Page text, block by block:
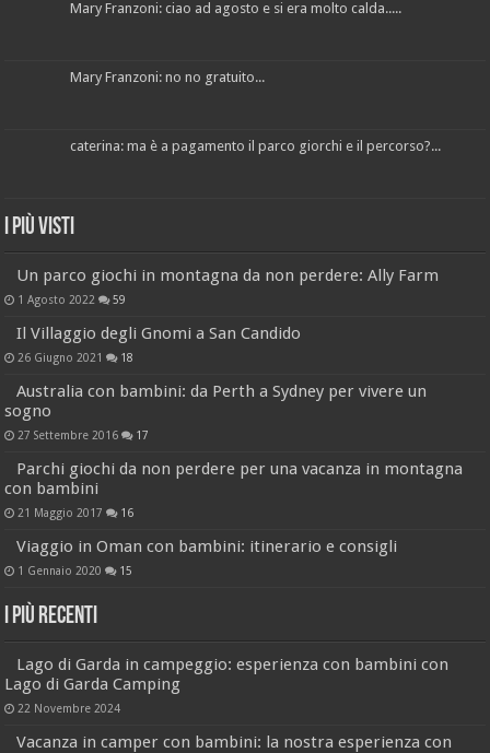
Mary Franzoni: ciao ad agosto e si era molto calda.....
Mary Franzoni: no no gratuito...
caterina: ma è a pagamento il parco giorchi e il percorso?...
I più visti
Un parco giochi in montagna da non perdere: Ally Farm
1 Agosto 2022 59
Il Villaggio degli Gnomi a San Candido
26 Giugno 2021 18
Australia con bambini: da Perth a Sydney per vivere un
sogno
27 Settembre 2016 17
Parchi giochi da non perdere per una vacanza in montagna
con bambini
21 Maggio 2017 16
Viaggio in Oman con bambini: itinerario e consigli
1 Gennaio 2020 15
I più recenti
Lago di Garda in campeggio: esperienza con bambini con
Lago di Garda Camping
22 Novembre 2024
Vacanza in camper con bambini: la nostra esperienza con